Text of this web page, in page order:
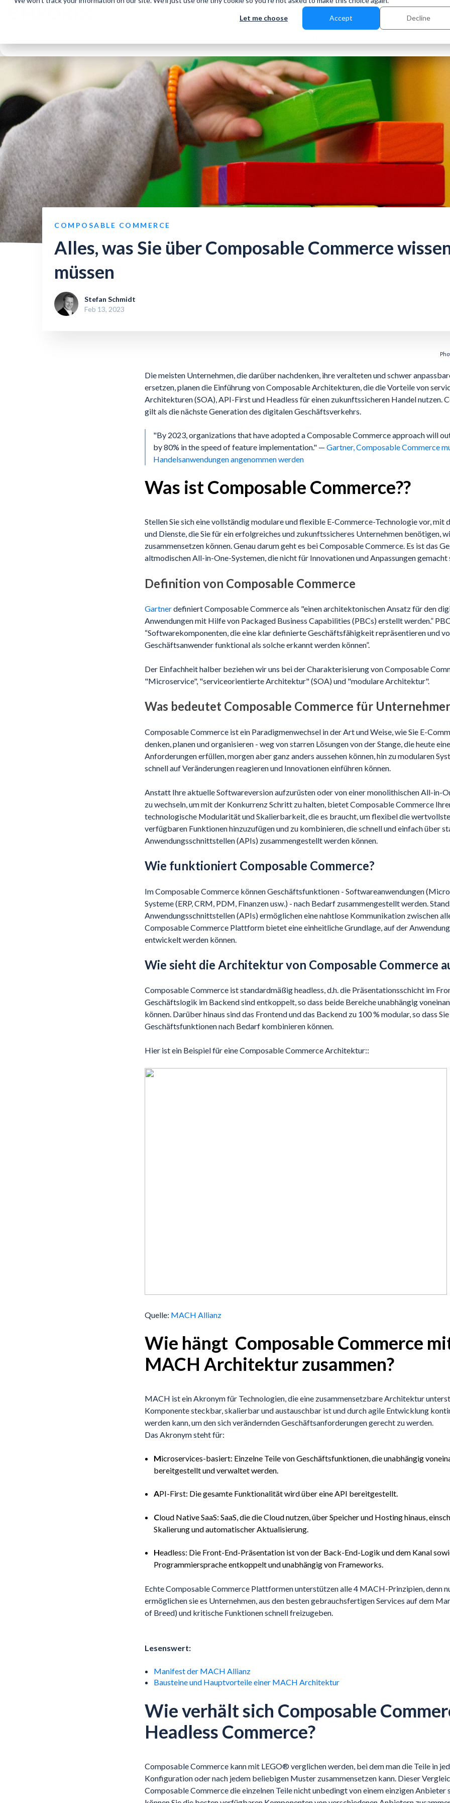
Let me choose Accept Decline
COMPOSABLE COMMERCE
Alles, was Sie über Composable Commerce
müssen
Stefan Schmidt
Feb 13, 2023
Die meisten Unternehmen, die darüber nachdenken, ihre veralteten und schwer
ersetzen, planen die Einführung von Composable Architekturen, die die Vorteile von
Architekturen (SOA), API-First und Headless für einen zukunftssicheren Handel nutzen.
gilt als die nächste Generation des digitalen Geschäftsverkehrs.
"By 2023, organizations that have adopted a Composable Commerce approach will
by 80% in the speed of feature implementation." — Gartner, Composable Commerce
Handelsanwendungen angenommen werden
Was ist Composable Commerce??
Stellen Sie sich eine vollständig modulare und flexible E-Commerce-Technologie vor, mit
und Dienste, die Sie für ein erfolgreiches und zukunftssicheres Unternehmen benötigen,
zusammensetzen können. Genau darum geht es bei Composable Commerce. Es ist das
altmodischen All-in-One-Systemen, die nicht für Innovationen und Anpassungen gemacht
Definition von Composable Commerce
Gartnerdefiniert Composable Commerce als "einen architektonischen Ansatz für den
Anwendungen mit Hilfe von Packaged Business Capabilities (PBCs) erstellt werden.”
“Softwarekomponenten, die eine klar definierte Geschäftsfähigkeit repräsentieren und
Geschäftsanwender funktional als solche erkannt werden können”.
Der Einfachheit halber beziehen wir uns bei der Charakterisierung von Composable
"Microservice", "serviceorientierte Architektur" (SOA) und "modulare Architektur".
Was bedeutet Composable Commerce für
Composable Commerce ist ein Paradigmenwechsel in der Art und Weise, wie Sie E-
denken, planen und organisieren - weg von starren Lösungen von der Stange, die heute
Anforderungen erfüllen, morgen aber ganz anders aussehen können, hin zu modularen
schnell auf Veränderungen reagieren und Innovationen einführen können.
Anstatt Ihre aktuelle Softwareversion aufzurüsten oder von einer monolithischen All-in-
zu wechseln, um mit der Konkurrenz Schritt zu halten, bietet Composable Commerce
technologische Modularität und Skalierbarkeit, die es braucht, um flexibel die
verfügbaren Funktionen hinzuzufügen und zu kombinieren, die schnell und einfach über
Anwendungsschnittstellen (APIs) zusammengestellt werden können.
Wie funktioniert Composable Commerce?
Im Composable Commerce können Geschäftsfunktionen - Softwareanwendungen
Systeme (ERP, CRM, PDM, Finanzen usw.) - nach Bedarf zusammengestellt werden.
Anwendungsschnittstellen (APIs) ermöglichen eine nahtlose Kommunikation zwischen
Composable Commerce Plattform bietet eine einheitliche Grundlage, auf der
entwickelt werden können.
Wie sieht die Architektur von Composable Commerce
Composable Commerce ist standardmäßig headless, d.h. die Präsentationsschicht im
Geschäftslogik im Backend sind entkoppelt, so dass beide Bereiche unabhängig
können. Darüber hinaus sind das Frontend und das Backend zu 100 % modular, so dass
Geschäftsfunktionen nach Bedarf kombinieren können.
Hier ist ein Beispiel für eine Composable Commerce Architektur::
Quelle: MACH Allianz
Wie hängt Composable Commerce
MACH Architektur zusammen?
MACH ist ein Akronym für Technologien, die eine zusammensetzbare Architektur
Komponente steckbar, skalierbar und austauschbar ist und durch agile Entwicklung
werden kann, um den sich verändernden Geschäftsanforderungen gerecht zu werden.
Das Akronym steht für:
Microservices-basiert: Einzelne Teile von Geschäftsfunktionen, die unabhängig
bereitgestellt und verwaltet werden.
API-First: Die gesamte Funktionalität wird über eine API bereitgestellt.
Cloud Native SaaS: SaaS, die die Cloud nutzen, über Speicher und Hosting hinaus,
Skalierung und automatischer Aktualisierung.
Headless: Die Front-End-Präsentation ist von der Back-End-Logik und dem Kanal
Programmiersprache entkoppelt und unabhängig von Frameworks.
Echte Composable Commerce Plattformen unterstützen alle 4 MACH-Prinzipien, denn
ermöglichen sie es Unternehmen, aus den besten gebrauchsfertigen Services auf dem
of Breed) und kritische Funktionen schnell freizugeben.
Lesenswert:
Manifest der MACH Allianz
Bausteine und Hauptvorteile einer MACH Architektur
Wie verhält sich Composable
Headless Commerce?
Composable Commerce kann mit LEGO® verglichen werden, bei dem man die Teile in
Konfiguration oder nach jedem beliebigen Muster zusammensetzen kann. Dieser
Composable Commerce die einzelnen Teile nicht unbedingt von einem einzigen Anbieter